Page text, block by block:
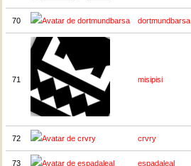
70 dortmundbarsa
71 misipisi
72 crvry
73 espadaleal